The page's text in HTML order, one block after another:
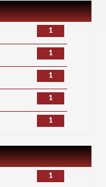
1
1
1
1
1
1